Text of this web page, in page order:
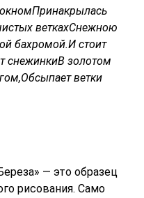
веткахСнежною
бахромой.И стоит
снежинкиВ золотом
ветки
— это образец
рисования. Само